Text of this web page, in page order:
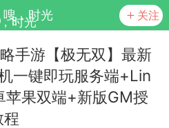
嗖，时光 关注
手游【极无双】最新
一键即玩服务端+Lin
果双端+新版GM授